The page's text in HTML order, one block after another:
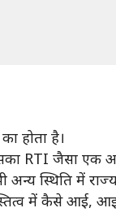
होता है।
RTI जैसा एक
अन्य स्थिति में
में कैसे आई,